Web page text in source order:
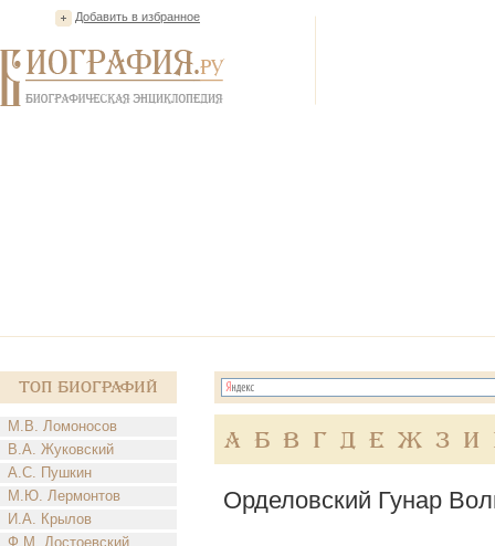
Добавить в избранное
Топ Биографий
М.В. Ломоносов
В.А. Жуковский
А.С. Пушкин
М.Ю. Лермонтов
И.А. Крылов
Ф.М. Достоевский
А Б В Г Д Е Ж З И
Орделовский Гунар